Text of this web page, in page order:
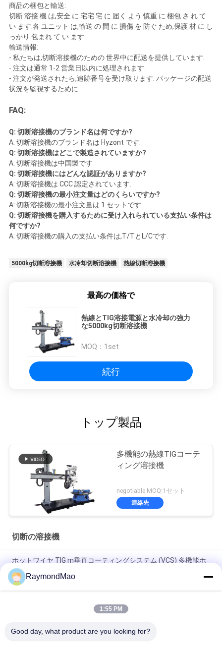
商品の梱包と輸送:
切断 溶接 機 は,安全 に 宅宅 宅 に 届く よう 慎重 に 梱包 さ れ て
い ます.各 ユニット は,輸送 の 間 に 損傷 を 防ぐ ため,保護 材 に し
っかり 包まれ て い ます.
輸送情報:
- 私たちは,切断溶接機のための 世界中に配送を提供しています.
- 注文は通常 1-2 営業日以内に処理されます.
- 注文が発送されたら,追跡番号を受け取ります. パッケージの配送
状況を監視するために.
FAQ:
Q: 切断溶接機のブランド名は何ですか?
A: 切断溶接機のブランド名は Hyzont です.
Q: 切断溶接機はどこで製造されていますか?
A: 切断溶接機は中国製です
Q: 切断溶接機にはどんな認証がありますか?
A: 切断溶接機は CCC 認定されています.
Q: 切断溶接機の最小注文量はどのくらいですか?
A: 切断溶接機の最小注文量は 1 セットです.
Q: 切断溶接機を購入するために受け入れられている支払い条件は
何ですか?
A: 切断溶接機の購入の支払い条件は,T/TとL/Cです.
5000kg切断溶接機 水冷却切断溶接機 熱線切断溶接機
最高の価格で
熱線とTIG溶接電源と水冷却の強力
な5000kg切断溶接機
MOQ： 1set
続行
トップ製品
多機能の熱線TIGコーテ
ィング溶接機
negotiable MOQ:1セット
連絡先
切断の溶接機
ホットワイヤ TIG m垂直コーティングシステム (VCS) 多機能ホ
ットワイヤ TIGコーディング溶接機
マックス. 100-500 熱線 TIG M 垂直コーティングアプリケーショ
ンのための溶接電流切断溶接機
接 電流 高性能
RaymondMao
1:55 PM
Good day, what product are you looking for?